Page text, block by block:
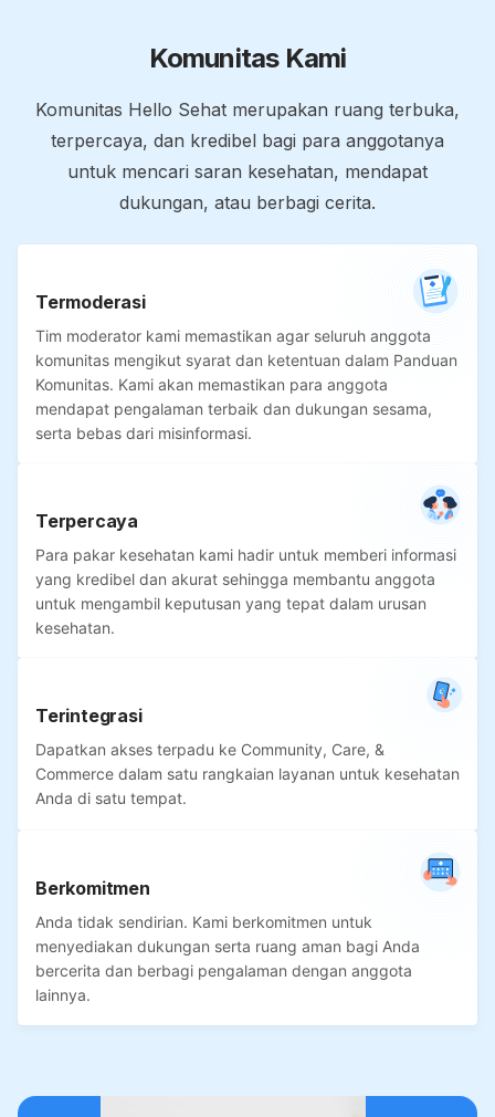
Komunitas Kami
Komunitas Hello Sehat merupakan ruang terbuka,
terpercaya, dan kredibel bagi para anggotanya
untuk mencari saran kesehatan, mendapat
dukungan, atau berbagi cerita.
Termoderasi
Tim moderator kami memastikan agar seluruh anggota
komunitas mengikut syarat dan ketentuan dalam Panduan
Komunitas. Kami akan memastikan para anggota
mendapat pengalaman terbaik dan dukungan sesama,
serta bebas dari misinformasi.
Terpercaya
Para pakar kesehatan kami hadir untuk memberi informasi
yang kredibel dan akurat sehingga membantu anggota
untuk mengambil keputusan yang tepat dalam urusan
kesehatan.
Terintegrasi
Dapatkan akses terpadu ke Community, Care, &
Commerce dalam satu rangkaian layanan untuk kesehatan
Anda di satu tempat.
Berkomitmen
Anda tidak sendirian. Kami berkomitmen untuk
menyediakan dukungan serta ruang aman bagi Anda
bercerita dan berbagi pengalaman dengan anggota
lainnya.